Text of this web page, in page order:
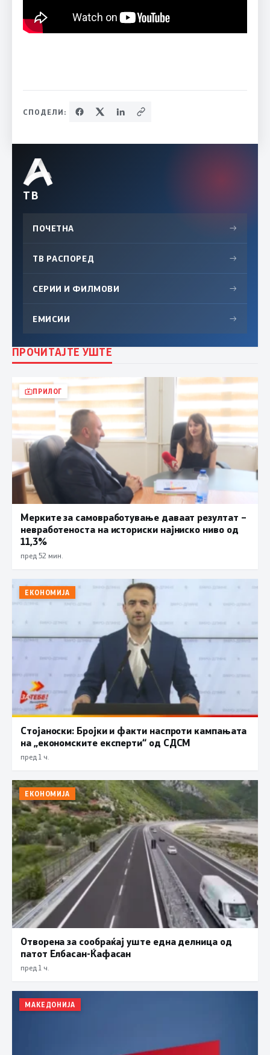
СПОДЕЛИ:
ТВ
ПОЧЕТНА →
ТВ РАСПОРЕД →
СЕРИИ И ФИЛМОВИ →
ЕМИСИИ →
ПРОЧИТАЈТЕ УШТЕ
ПРИЛОГ
Мерките за самовработување даваат резултат –
невработеноста на историски најниско ниво од
11,3%
пред 52 мин.
ЕКОНОМИЈА
Стојаноски: Бројки и факти наспроти кампањата
на „економските експерти“ од СДСM
пред 1 ч.
ЕКОНОМИЈА
Отворена за сообраќај уште една делница од
патот Елбасан-Ќафасан
пред 1 ч.
МАКЕДОНИЈА